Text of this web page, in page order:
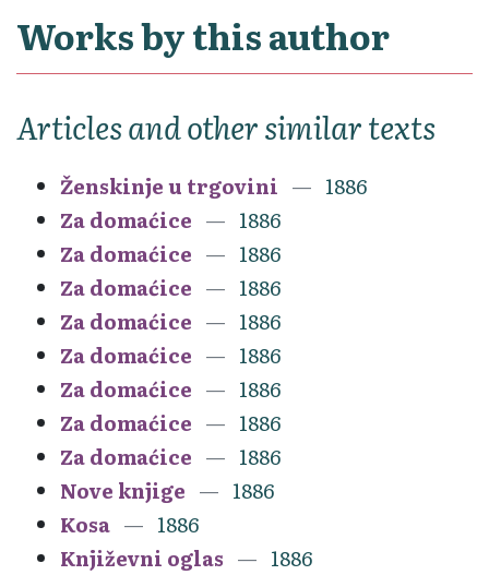
Works by this author
Articles and other similar texts
Ženskinje u trgovini
1886
Za domaćice
1886
Za domaćice
1886
Za domaćice
1886
Za domaćice
1886
Za domaćice
1886
Za domaćice
1886
Za domaćice
1886
Za domaćice
1886
Nove knjige
1886
Kosa
1886
Književni oglas
1886